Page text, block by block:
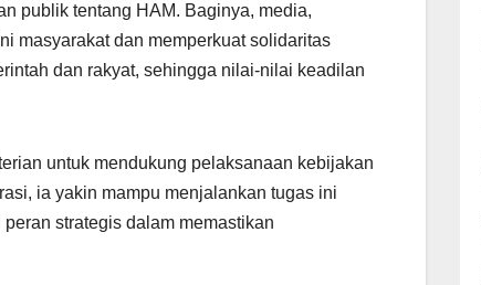
publik tentang HAM. Baginya, media,
masyarakat dan memperkuat solidaritas
dan rakyat, sehingga nilai-nilai keadilan
untuk mendukung pelaksanaan kebijakan
ia yakin mampu menjalankan tugas ini
strategis dalam memastikan